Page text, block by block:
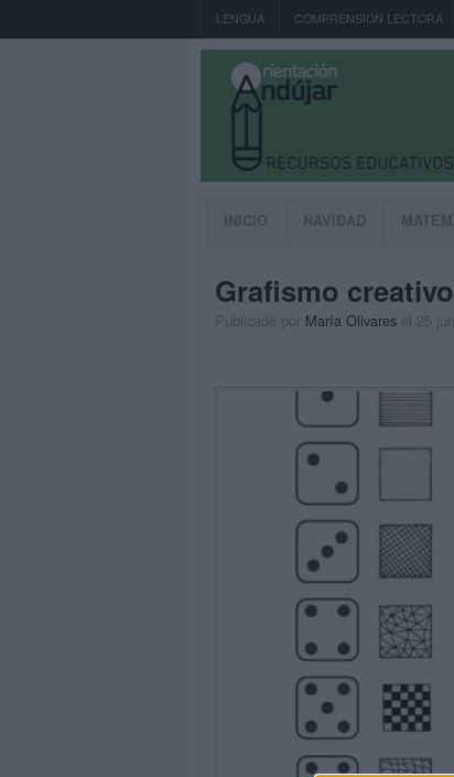
LENGUA COMPRENSIÓN LECTORA
INICIO NAVIDAD
Grafismo
Publicado por María Olivares el 25